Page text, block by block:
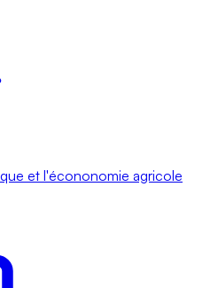
et l'écononomie agricole